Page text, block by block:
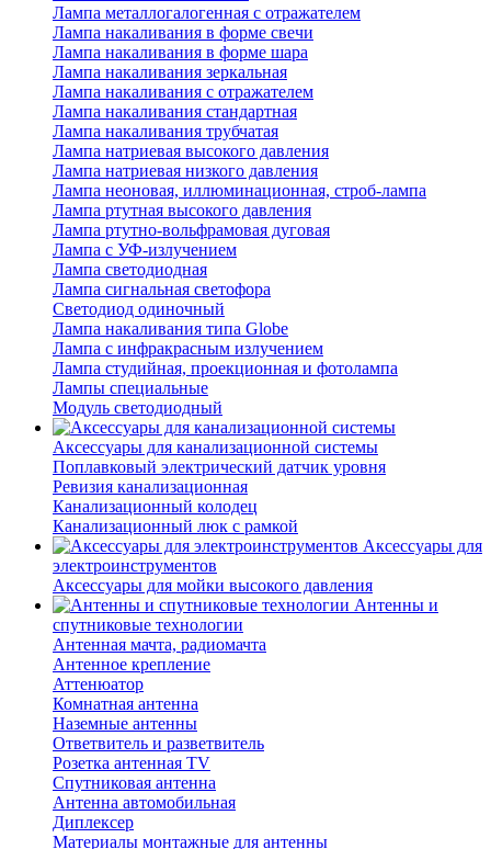
Лампа металлогалогенная с отражателем
Лампа накаливания в форме свечи
Лампа накаливания в форме шара
Лампа накаливания зеркальная
Лампа накаливания с отражателем
Лампа накаливания стандартная
Лампа накаливания трубчатая
Лампа натриевая высокого давления
Лампа натриевая низкого давления
Лампа неоновая, иллюминационная, строб-лампа
Лампа ртутная высокого давления
Лампа ртутно-вольфрамовая дуговая
Лампа с УФ-излучением
Лампа светодиодная
Лампа сигнальная светофора
Светодиод одиночный
Лампа накаливания типа Globe
Лампа с инфракрасным излучением
Лампа студийная, проекционная и фотолампа
Лампы специальные
Модуль светодиодный
Аксессуары для канализационной системы
Поплавковый электрический датчик уровня
Ревизия канализационная
Канализационный колодец
Канализационный люк с рамкой
Аксессуары для
электроинструментов
Аксессуары для мойки высокого давления
Антенны и
спутниковые технологии
Антенная мачта, радиомачта
Антенное крепление
Аттенюатор
Комнатная антенна
Наземные антенны
Ответвитель и разветвитель
Розетка антенная TV
Спутниковая антенна
Антенна автомобильная
Диплексер
Материалы монтажные для антенны